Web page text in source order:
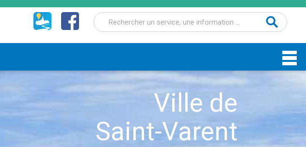
Recherche
pour :
Ville de
Saint-Varent